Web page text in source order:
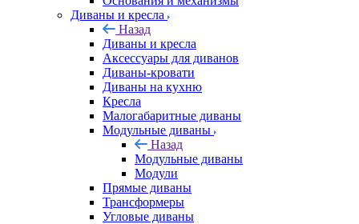
Диваны и кресла
Назад
Диваны и кресла
Аксессуары для диванов
Диваны-кровати
Диваны на кухню
Кресла
Малогабаритные диваны
Модульные диваны
Назад
Модульные диваны
Модули
Прямые диваны
Трансформеры
Угловые диваны